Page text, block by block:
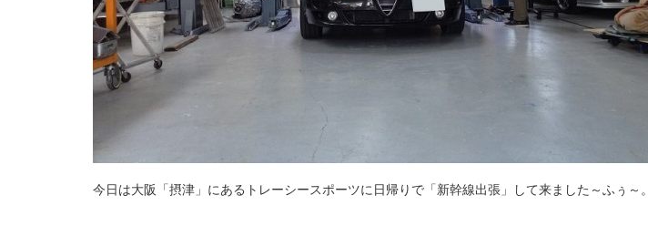
今日は大阪「摂津」にあるトレーシースポーツに日帰りで「新幹線出張」して来ました～ふぅ～。